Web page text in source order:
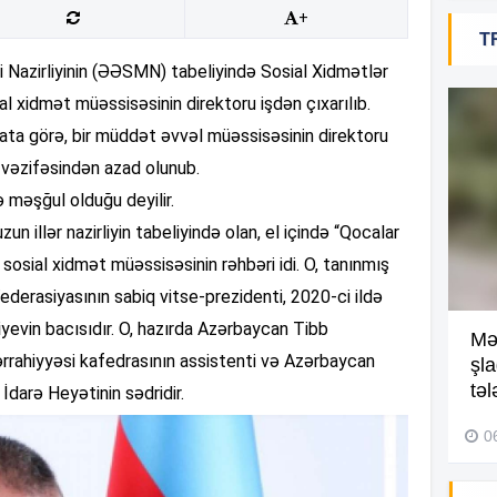
+
(ƏƏSMN) tabeliyində Sosial Xidmətlər
xidmət müəssisəsinin direktoru işdən çıxarılıb.
görə, bir müddət əvvəl müəssisəsinin direktoru
azad olunub.
məşğul olduğu deyilir.
illər nazirliyin tabeliyində olan, el içində “Qocalar
xidmət müəssisəsinin rəhbəri idi. O, tanınmış
sabiq vitse-prezidenti, 2020-ci ildə
bacısıdır. O, hazırda Azərbaycan Tibb
kafedrasının assistenti və Azərbaycan
İdarə Heyətinin sədridir.
Kompleksdə faciə: 2 yaşlı
uşaq hovuzda boğuldu –
Video
29 İyul 2026, 16:21